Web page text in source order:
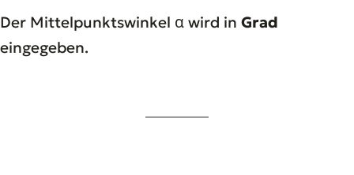
Der Mittelpunktswinkel α wird in Grad
eingegeben.